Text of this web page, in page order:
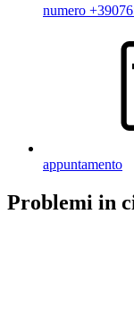
numero
appuntamento
Problemi in